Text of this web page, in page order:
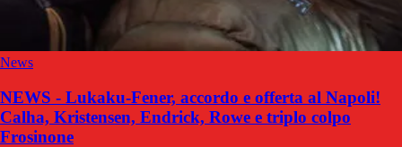
News
NEWS - Lukaku-Fener, accordo e offerta al Napoli!
Calha, Kristensen, Endrick, Rowe e triplo colpo
Frosinone